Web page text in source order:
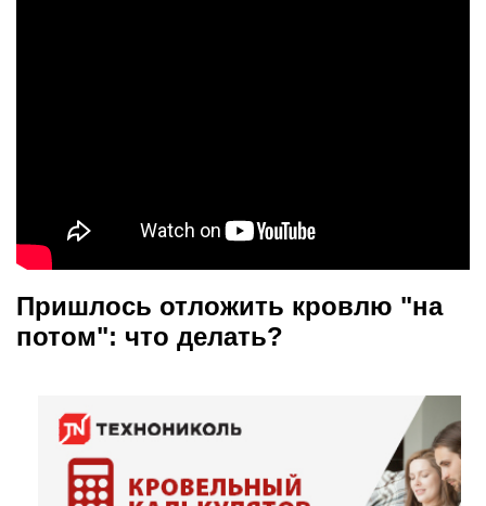
Пришлось отложить кровлю "на
потом": что делать?